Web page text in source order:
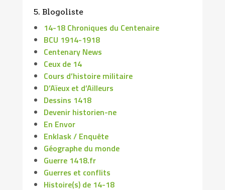
5. Blogoliste
14-18 Chroniques du Centenaire
BCU 1914-1918
Centenary News
Ceux de 14
Cours d’histoire militaire
D’Aïeux et d’Ailleurs
Dessins 1418
Devenir historien-ne
En Envor
Enklask / Enquête
Géographe du monde
Guerre 1418.fr
Guerres et conflits
Histoire(s) de 14-18